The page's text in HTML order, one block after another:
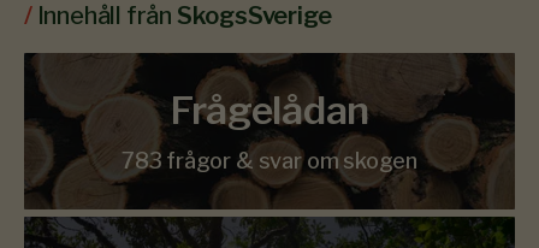
/ Innehåll från SkogsSverige
Frågelådan
783 frågor & svar om skogen